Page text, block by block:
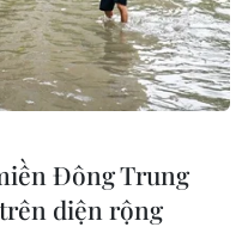
cử
kể
Đông Trung
diện rộng